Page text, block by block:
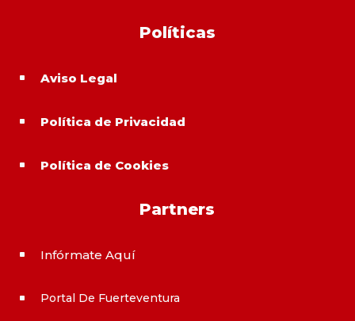
Políticas
^ Aviso Legal
^ Política de Privacidad
^ Política de Cookies
Partners
^ Infórmate Aquí
^ Portal De Fuerteventura